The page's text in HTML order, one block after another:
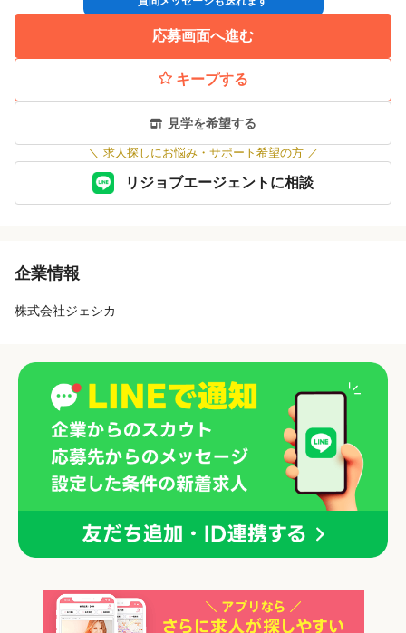
お客様が求める美へのこだわりを提供できるよう、スタッフ1人1
人が高い意識、技術・接客に対し向上心を持ち働く職場環境づく
りを心がけております。
流行の波が激しい美容業界において、常に新しいサービスを提供
できるサロンになるよう努力をしております。
その他、結婚・出産をしライフスタイルが変わっても長く働いて
いけるサロンを目指しております。
今後の皆さんのアイリストとしての様々なキャリアを考えても、
当サロンにしかない魅力はあると思います!
応募画面へ進む
キープする
見学を希望する
＼ 求人探しにお悩み・サポート希望の方 ／
リジョブエージェントに相談
企業情報
株式会社ジェシカ